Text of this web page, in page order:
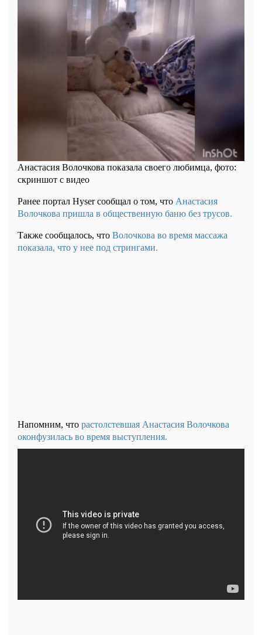
Анастасия Волочкова показала своего любимца, фото:
скриншот с видео
Ранее портал Hyser сообщал о том, что Анастасия
Волочкова пришла в общественную баню без трусов.
Также сообщалось, что Волочкова во время массажа
показала, что у нее под стрингами.
Напомним, что растолстевшая Анастасия Волочкова
оконфузилась во время выступления.